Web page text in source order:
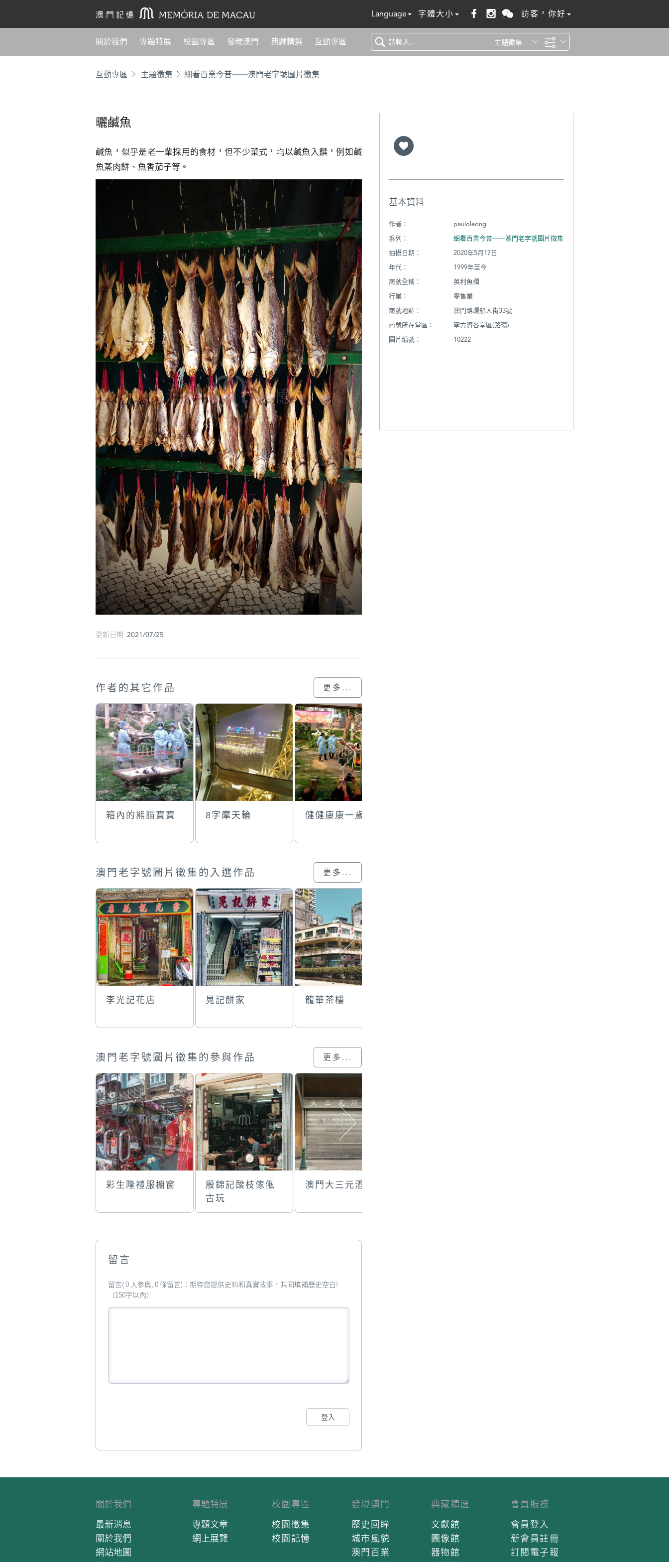
Language 字體大小 訪客，你好
關於我們 專題特展 校園專區 發現澳門 典藏精選 互動專區 主題徵集
互動專區 主題徵集 細看百業今昔──澳門老字號圖片徵集
曬鹹魚
鹹魚，似乎是老一輩採用的食材，但不少菜式，均以鹹魚入饌，例如鹹
魚蒸肉餅、魚香茄子等。
更新日期 2021/07/25
作者的其它作品 更多...
箱內的熊貓寶寶 8字摩天輪 健健康康一歲
澳門老字號圖片徵集的入選作品 更多...
李光記花店 晃記餅家 龍華茶樓
澳門老字號圖片徵集的參與作品 更多...
彩生隆禮服櫥窗
殷錦記酸枝傢俬
古玩
澳門大三元酒家
留言
留言( 0 人參與, 0 條留言)：期待您提供史料和真實故事，共同填補歷史空白!
（150字以內）
登入
基本資料
作者：
pauloleong
系列：
細看百業今昔──澳門老字號圖片徵集
拍攝日期：
2020年5月17日
年代：
1999年至今
商號全稱：
英利魚欄
行業：
零售業
商號地點：
澳門路環船人街33號
商號所在堂區：
聖方濟各堂區(路環)
圖片編號：
10222
關於我們
最新消息
關於我們
網站地圖
專題特展
專題文章
網上展覽
校園專區
校園徵集
校園記憶
發現澳門
歷史回眸
城市風貌
澳門百業
典藏精選
文獻館
圖像館
器物館
會員服務
會員登入
新會員註冊
訂閱電子報